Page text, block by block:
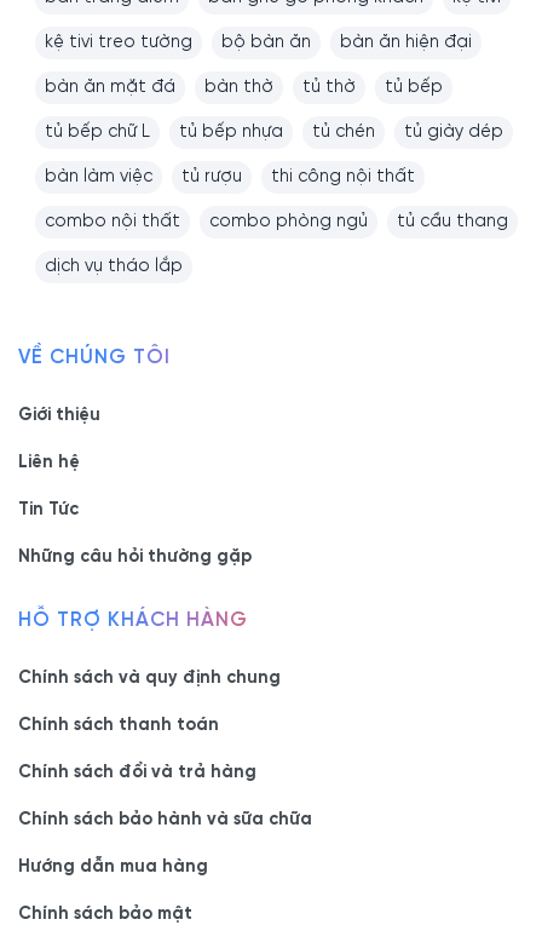
kệ tivi treo tường bộ bàn ăn bàn ăn hiện đại
bàn ăn mặt đá bàn thờ tủ thờ tủ bếp
tủ bếp chữ L tủ bếp nhựa tủ chén tủ giày dép
bàn làm việc tủ rượu thi công nội thất
combo nội thất combo phòng ngủ tủ cầu thang
dịch vụ tháo lắp
VỀ CHÚNG TÔI
Giới thiệu
Liên hệ
Tin Tức
Những câu hỏi thường gặp
HỖ TRỢ KHÁCH HÀNG
Chính sách và quy định chung
Chính sách thanh toán
Chính sách đổi và trả hàng
Chính sách bảo hành và sữa chữa
Hướng dẫn mua hàng
Chính sách bảo mật